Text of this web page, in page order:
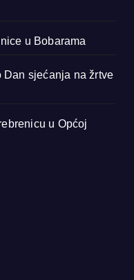
u Bobarama
sjećanja na žrtve
u Općoj